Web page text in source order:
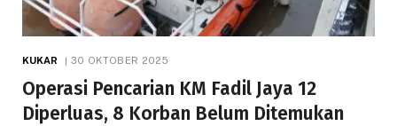
KUKAR 30 OKTOBER 2025
Operasi Pencarian KM Fadil Jaya 12
Diperluas, 8 Korban Belum Ditemukan